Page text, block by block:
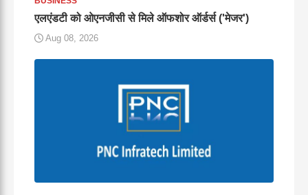
एलएंडटी को ओएनजीसी से मिले ऑफशोर ऑर्डर्स ('मेजर')
Aug 08, 2026